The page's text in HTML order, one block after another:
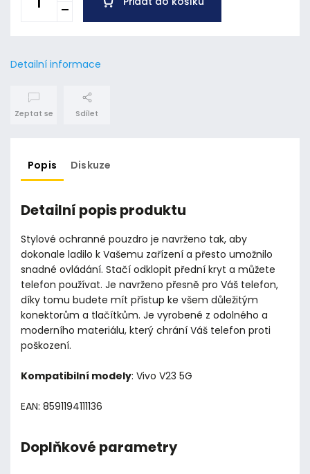
Detailní informace
Zeptat se Sdílet
Popis Diskuze
Detailní popis produktu
Stylové ochranné pouzdro je navrženo tak, aby
dokonale ladilo k Vašemu zařízení a přesto umožnilo
snadné ovládání. Stačí odklopit přední kryt a můžete
telefon používat. Je navrženo přesně pro Váš telefon,
díky tomu budete mít přístup ke všem důležitým
konektorům a tlačítkům. Je vyrobené z odolného a
moderního materiálu, který chrání Váš telefon proti
poškození.
Kompatibilní modely: Vivo V23 5G
EAN: 8591194111136
Doplňkové parametry